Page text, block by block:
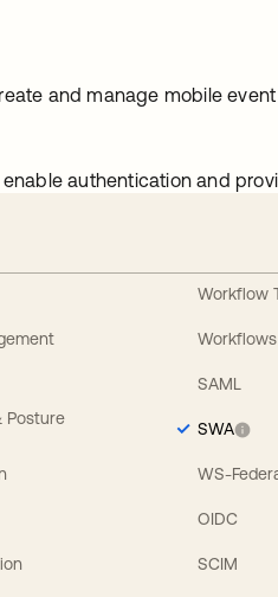
and manage mobile
authentication and
Posture
Workflow
SAML
SWA
WS-
OIDC
SCIM